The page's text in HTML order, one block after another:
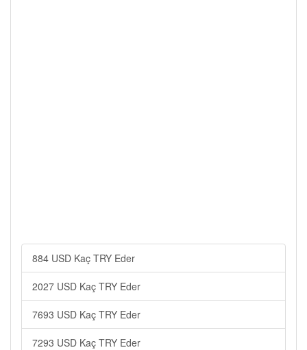
884 USD Kaç TRY Eder
2027 USD Kaç TRY Eder
7693 USD Kaç TRY Eder
7293 USD Kaç TRY Eder